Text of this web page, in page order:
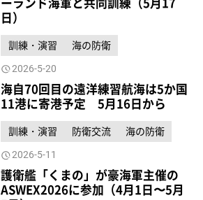
日）
訓練・演習 海の防衛
2026-5-20
海自70回目の遠洋練習航海は5か国
11港に寄港予定 5月16日から
訓練・演習 防衛交流 海の防衛
2026-5-11
護衛艦「くまの」が豪海軍主催の
ASWEX2026に参加（4月1日〜5月